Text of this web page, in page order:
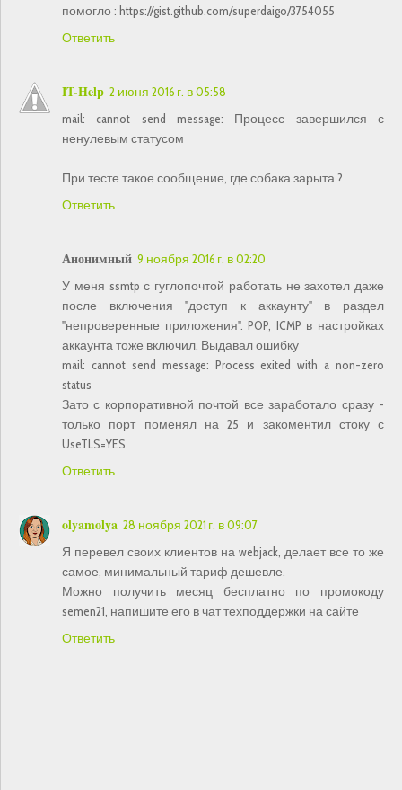
помогло : https://gist.github.com/superdaigo/3754055
Ответить
IT-Help 2 июня 2016 г. в 05:58
mail: cannot send message: Процесс завершился с
ненулевым статусом
При тесте такое сообщение, где собака зарыта ?
Ответить
Анонимный 9 ноября 2016 г. в 02:20
У меня ssmtp с гуглопочтой работать не захотел даже
после включения "доступ к аккаунту" в раздел
"непроверенные приложения". POP, ICMP в настройках
аккаунта тоже включил. Выдавал ошибку
mail: cannot send message: Process exited with a non-zero
status
Зато с корпоративной почтой все заработало сразу -
только порт поменял на 25 и закоментил стоку с
UseTLS=YES
Ответить
olyamolya 28 ноября 2021 г. в 09:07
Я перевел своих клиентов на webjack, делает все то же
самое, минимальный тариф дешевле.
Можно получить месяц бесплатно по промокоду
semen21, напишите его в чат техподдержки на сайте
Ответить